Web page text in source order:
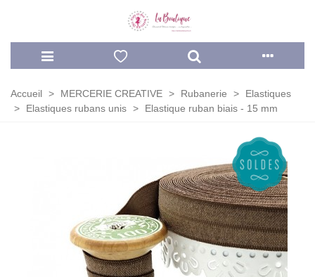
Accueil > MERCERIE CREATIVE > Rubanerie >
Elastiques
>
Elastiques rubans unis > Elastique ruban biais - 15 mm